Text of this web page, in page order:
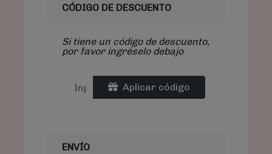
CÓDIGO DE DESCUENTO
Si tiene un código de descuento,
por favor ingréselo debajo
Aplicar código
ENVÍO